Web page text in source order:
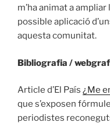
m’ha animat a
possible aplicació
aquesta comunitat.
Bibliografia /
Article d’El País ¿Me
que s’exposen
periodistes